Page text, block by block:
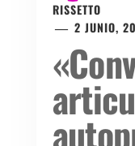
RISSETTO
2 JUNIO,